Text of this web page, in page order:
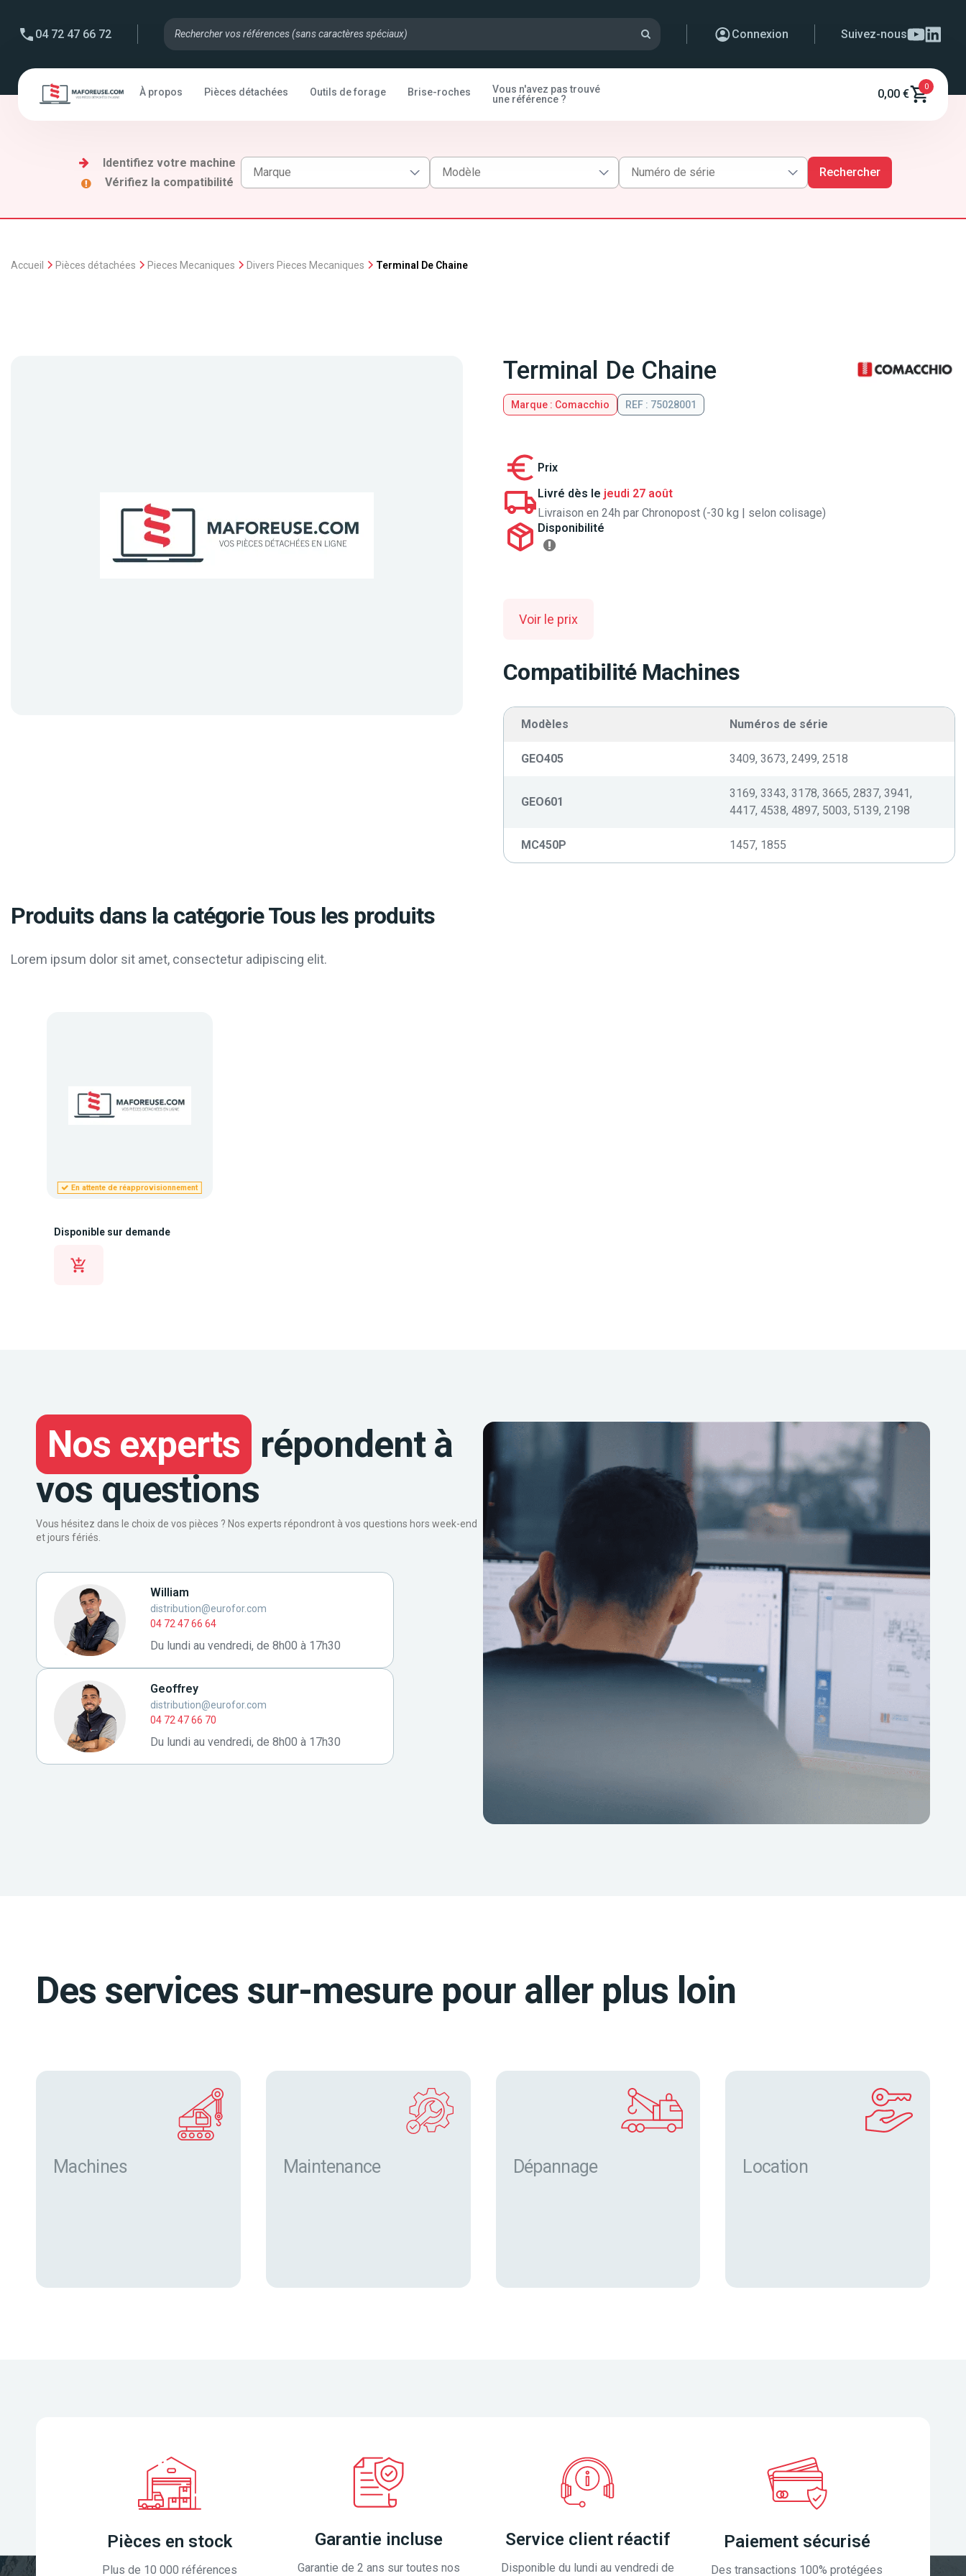
04 72 47 66 72 Connexion Suivez-nous
À propos Pièces détachées Outils de forage Brise-roches
Vous n'avez pas trouvé
une référence ?
0,00 €
0
Identifiez votre machine
Vérifiez la compatibilité
Rechercher
Accueil Pièces détachées Pieces Mecaniques Divers Pieces Mecaniques Terminal De Chaine
Terminal De Chaine
Marque : Comacchio REF : 75028001
Prix
Livré dès le jeudi 27 août
Livraison en 24h par Chronopost (-30 kg | selon colisage)
Disponibilité
Voir le prix
Compatibilité Machines
Modèles Numéros de série
GEO405 3409, 3673, 2499, 2518
GEO601
3169, 3343, 3178, 3665, 2837, 3941,
4417, 4538, 4897, 5003, 5139, 2198
MC450P 1457, 1855
Produits dans la catégorie Tous les produits
Lorem ipsum dolor sit amet, consectetur adipiscing elit.
En attente de réapprovisionnement
Disponible sur demande
Nos experts répondent à
vos questions
Vous hésitez dans le choix de vos pièces ? Nos experts répondront à vos questions hors week-end
et jours fériés.
William
distribution@eurofor.com
04 72 47 66 64
Du lundi au vendredi, de 8h00 à 17h30
Geoffrey
distribution@eurofor.com
04 72 47 66 70
Du lundi au vendredi, de 8h00 à 17h30
Des services sur-mesure pour aller plus loin
Machines Maintenance Dépannage Location
Pièces en stock
Plus de 10 000 références
Garantie incluse
Garantie de 2 ans sur toutes nos
Service client réactif
Disponible du lundi au vendredi de
Paiement sécurisé
Des transactions 100% protégées